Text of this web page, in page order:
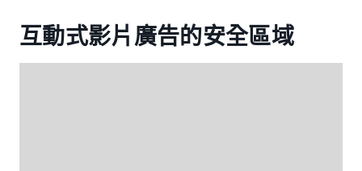
互動式影片廣告的安全區域